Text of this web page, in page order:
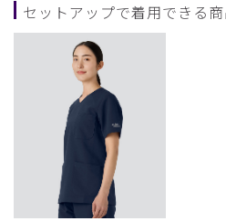
セットアップで着用できる